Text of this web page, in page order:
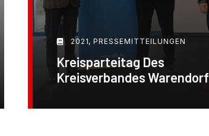
2021,PRESSEMITTEILUNGEN
Kreisparteitag Des
Kreisverbandes Warendorf